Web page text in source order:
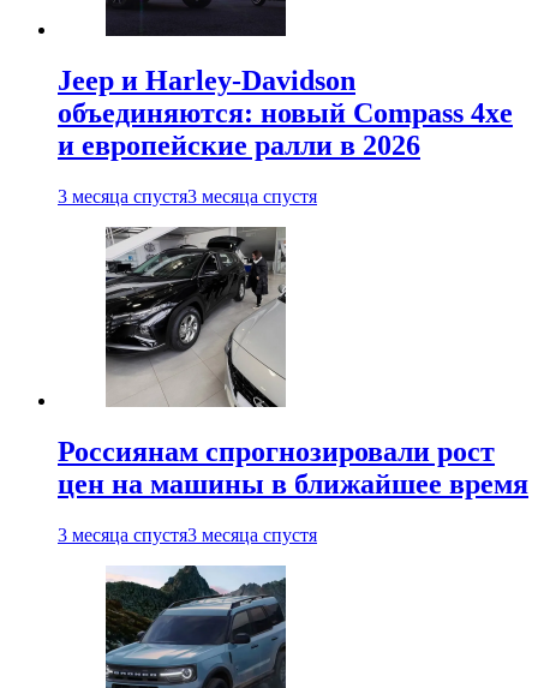
Jeep и Harley-Davidson
объединяются: новый Compass 4xe
и европейские ралли в 2026
3 месяца спустя3 месяца спустя
Россиянам спрогнозировали рост
цен на машины в ближайшее время
3 месяца спустя3 месяца спустя